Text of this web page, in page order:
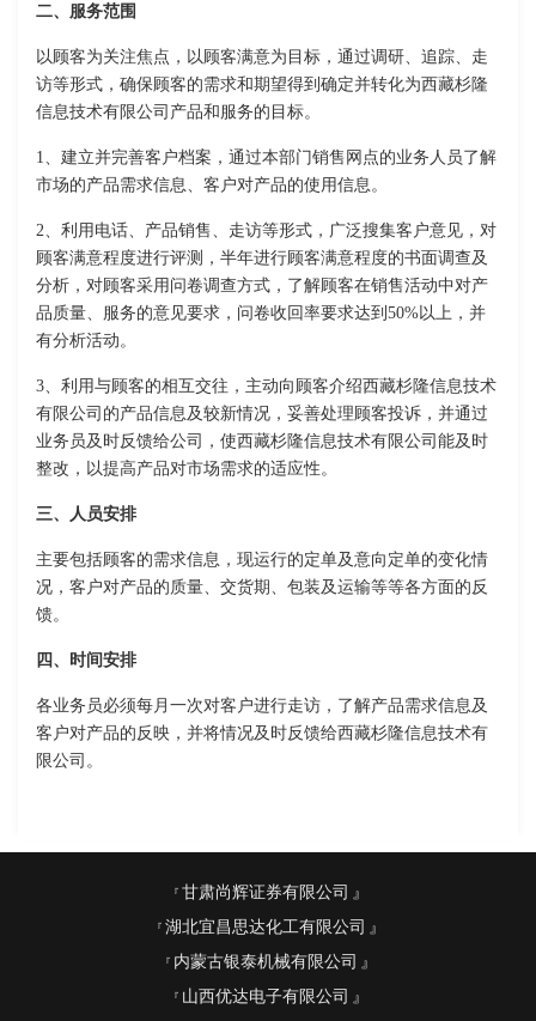
二、服务范围
以顾客为关注焦点，以顾客满意为目标，通过调研、追踪、走
访等形式，确保顾客的需求和期望得到确定并转化为西藏杉隆
信息技术有限公司产品和服务的目标。
1、建立并完善客户档案，通过本部门销售网点的业务人员了解
市场的产品需求信息、客户对产品的使用信息。
2、利用电话、产品销售、走访等形式，广泛搜集客户意见，对
顾客满意程度进行评测，半年进行顾客满意程度的书面调查及
分析，对顾客采用问卷调查方式，了解顾客在销售活动中对产
品质量、服务的意见要求，问卷收回率要求达到50%以上，并
有分析活动。
3、利用与顾客的相互交往，主动向顾客介绍西藏杉隆信息技术
有限公司的产品信息及较新情况，妥善处理顾客投诉，并通过
业务员及时反馈给公司，使西藏杉隆信息技术有限公司能及时
整改，以提高产品对市场需求的适应性。
三、人员安排
主要包括顾客的需求信息，现运行的定单及意向定单的变化情
况，客户对产品的质量、交货期、包装及运输等等各方面的反
馈。
四、时间安排
各业务员必须每月一次对客户进行走访，了解产品需求信息及
客户对产品的反映，并将情况及时反馈给西藏杉隆信息技术有
限公司。
甘肃尚辉证券有限公司
湖北宜昌思达化工有限公司
内蒙古银泰机械有限公司
山西优达电子有限公司